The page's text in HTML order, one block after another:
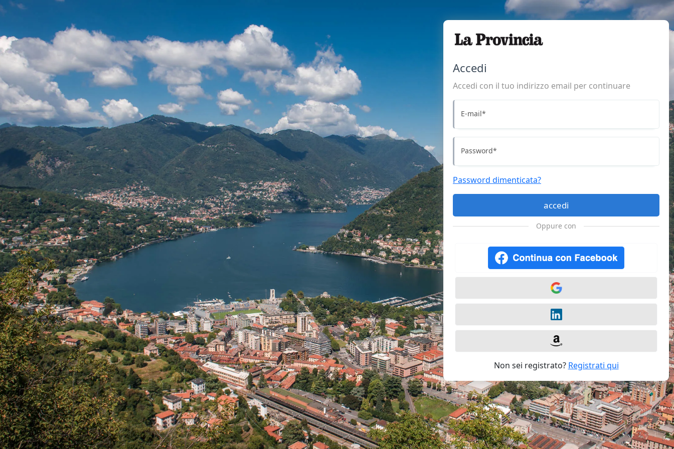
Accedi
Accedi con il tuo indirizzo email per continuare
E-mail*
Password*
Password dimenticata?
accedi
Oppure con
Non sei registrato? Registrati qui